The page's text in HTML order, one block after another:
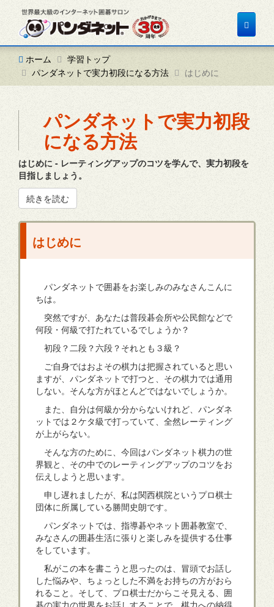
Toggle
ホーム
学習トップ
パンダネットで実力初段になる方法
はじめに
パンダネットで実力初段
になる方法
はじめに - レーティングアップのコツを学んで、実力初段を
目指しましょう。
続きを読む
はじめに
パンダネットで囲碁をお楽しみのみなさんこんに
ちは。
突然ですが、あなたは普段碁会所や公民館などで
何段・何級で打たれているでしょうか？
初段？二段？六段？それとも３級？
ご自身ではおよその棋力は把握されていると思い
ますが、パンダネットで打つと、その棋力では通用
しない。そんな方がほとんどではないでしょうか。
また、自分は何級か分からないけれど、パンダネ
ットでは２ケタ級で打っていて、全然レーティング
が上がらない。
そんな方のために、今回はパンダネット棋力の世
界観と、その中でのレーティングアップのコツをお
伝えしようと思います。
申し遅れましたが、私は関西棋院というプロ棋士
団体に所属している勝間史朗です。
パンダネットでは、指導碁やネット囲碁教室で、
みなさんの囲碁生活に張りと楽しみを提供する仕事
をしています。
私がこの本を書こうと思ったのは、冒頭でお話し
した悩みや、ちょっとした不満をお持ちの方がおら
れること。そして、プロ棋士だからこそ見える、囲